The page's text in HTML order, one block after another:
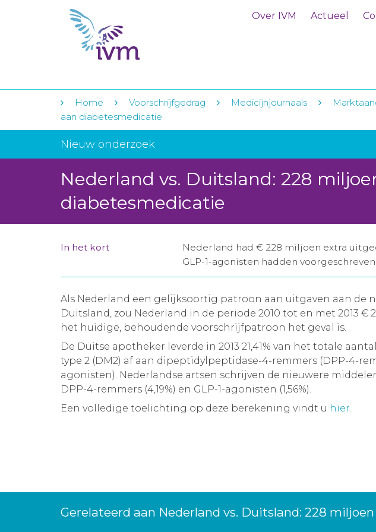
Over IVM Actueel
Home Voorschrijfgedrag Medicijnjournaals
aan diabetesmedicatie
Nieuw onderzoek
Nederland vs. Duitsland: 228
diabetesmedicatie
In het kort
Nederland had € 228 miljoen extra
GLP-1-agonisten hadden
Als Nederland een gelijksoortig patroon aan uitgaven aan de
Duitsland, zou Nederland in de periode 2010 tot en met 2013
het huidige, behoudende voorschrijfpatroon het geval is.
De Duitse apotheker leverde in 2013 21,41% van het totale
type 2 (DM2) af aan dipeptidylpeptidase-4-remmers (DPP-4-
agonisten). Nederlandse artsen schrijven de nieuwere
DPP-4-remmers (4,19%) en GLP-1-agonisten (1,56%).
Een volledige toelichting op deze berekening vindt u hier.
Gerelateerd aan Nederland vs. Duitsland: 228